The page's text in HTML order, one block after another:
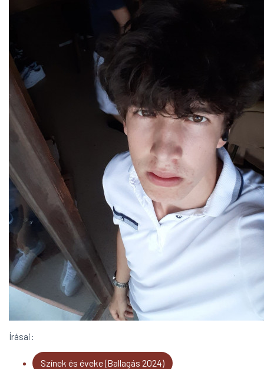
Írásai:
Színek és éveke (Ballagás 2024)